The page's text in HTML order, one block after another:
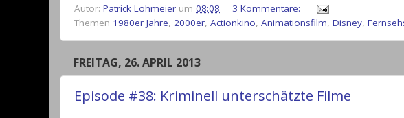
Autor: Patrick Lohmeier um 08:08
3 Kommentare:
Themen 1980er Jahre, 2000er, Actionkino, Animationsfilm, Disney,
FREITAG, 26. APRIL 2013
Episode #38: Kriminell unterschätzte Filme